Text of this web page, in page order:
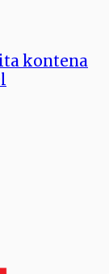
kontena